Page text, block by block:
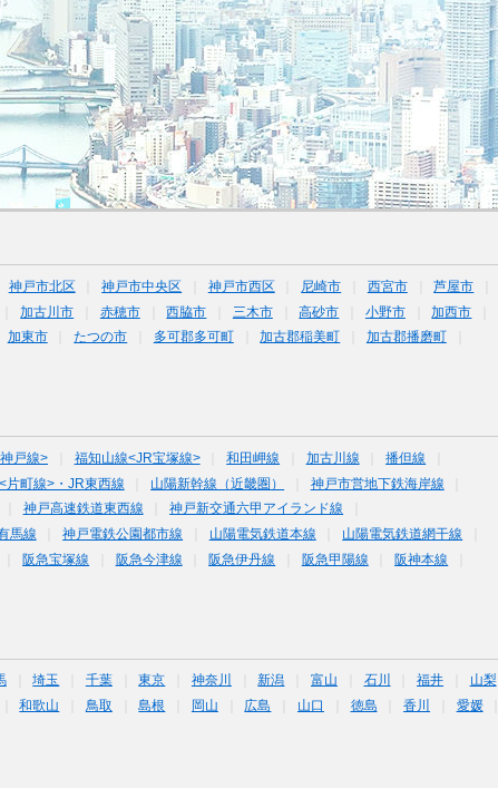
神戸市北区 神戸市中央区 神戸市西区 尼崎市 西宮市
芦屋市
加古川市 赤穂市 西脇市 三木市 高砂市 小野市
加西市
加東市 たつの市 多可郡多可町 加古郡稲美町
加古郡播磨町
戸線> 福知山線<JR宝塚線> 和田岬線 加古川線
播但線
片町線>・JR東西線 山陽新幹線（近畿圏）
神戸市営地下鉄海岸線
神戸高速鉄道東西線
神戸新交通六甲アイランド線
馬線 神戸電鉄公園都市線 山陽電気鉄道本線
山陽電気鉄道網干線
阪急宝塚線 阪急今津線 阪急伊丹線 阪急甲陽線
阪神本線
埼玉 千葉 東京 神奈川 新潟 富山 石川 福井
山梨
和歌山 鳥取 島根 岡山 広島 山口 徳島 香川
愛媛